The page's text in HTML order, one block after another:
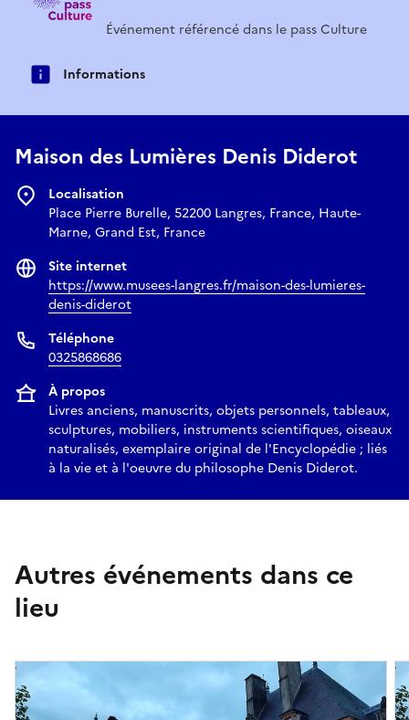
Événement référencé dans le pass Culture
Informations
Maison des Lumières Denis Diderot
Localisation
Place Pierre Burelle, 52200 Langres, France, Haute-
Marne, Grand Est, France
Site internet
https://www.musees-langres.fr/maison-des-lumieres-
denis-diderot
Téléphone
0325868686
À propos
Livres anciens, manuscrits, objets personnels, tableaux,
sculptures, mobiliers, instruments scientifiques, oiseaux
naturalisés, exemplaire original de l'Encyclopédie ; liés
à la vie et à l'oeuvre du philosophe Denis Diderot.
Autres événements dans ce
lieu